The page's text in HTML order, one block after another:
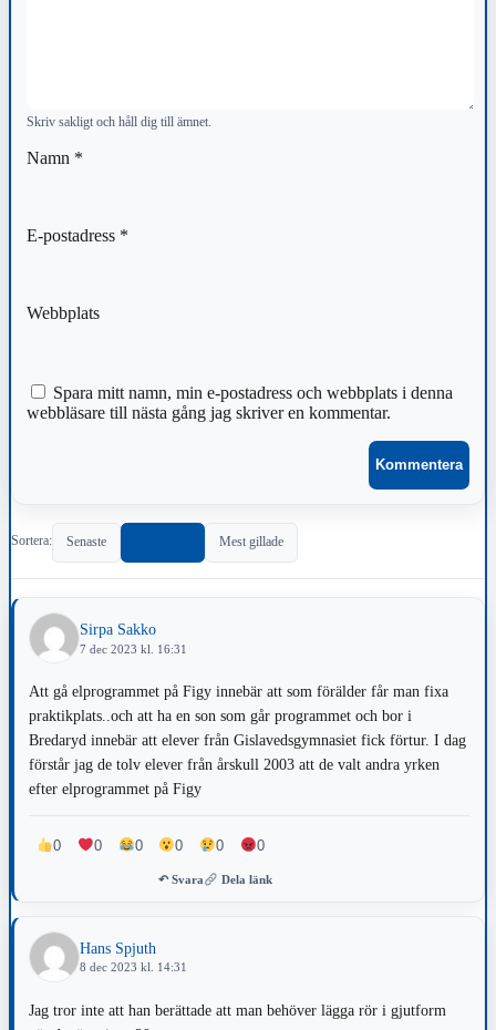
Skriv sakligt och håll dig till ämnet.
Namn *
E-postadress *
Webbplats
Spara mitt namn, min e-postadress och webbplats i denna
webbläsare till nästa gång jag skriver en kommentar.
Sortera: Senaste Mest gillade
Sirpa Sakko
7 dec 2023 kl. 16:31
Att gå elprogrammet på Figy innebär att som förälder får man fixa
praktikplats..och att ha en son som går programmet och bor i
Bredaryd innebär att elever från Gislavedsgymnasiet fick förtur. I dag
förstår jag de tolv elever från årskull 2003 att de valt andra yrken
efter elprogrammet på Figy
0 0 0 0 0 0
↶ Svara Dela länk
Hans Spjuth
8 dec 2023 kl. 14:31
Jag tror inte att han berättade att man behöver lägga rör i gjutform